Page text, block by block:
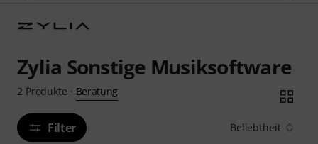
Zylia Sonstige Musiksoftware
2 Produkte · Beratung
Filter Beliebtheit